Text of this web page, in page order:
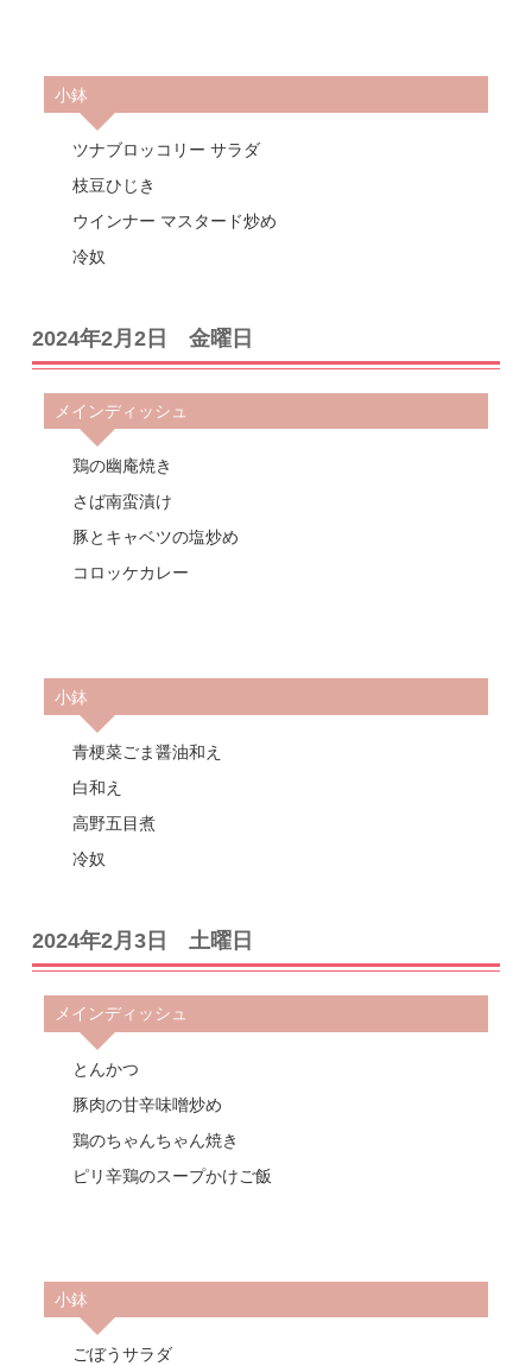
小鉢
ツナブロッコリー サラダ
枝豆ひじき
ウインナー マスタード炒め
冷奴
2024年2月2日 金曜日
メインディッシュ
鶏の幽庵焼き
さば南蛮漬け
豚とキャベツの塩炒め
コロッケカレー
小鉢
青梗菜ごま醤油和え
白和え
高野五目煮
冷奴
2024年2月3日 土曜日
メインディッシュ
とんかつ
豚肉の甘辛味噌炒め
鶏のちゃんちゃん焼き
ピリ辛鶏のスープかけご飯
小鉢
ごぼうサラダ